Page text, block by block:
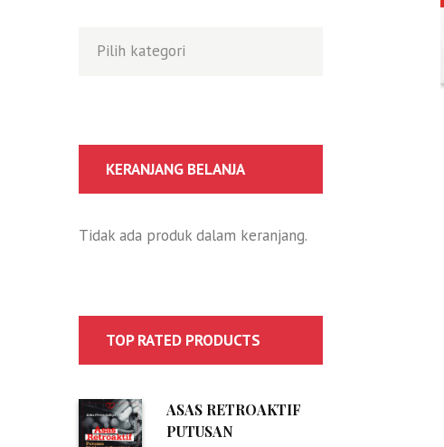
KERANJANG BELANJA
Tidak ada produk dalam keranjang.
TOP RATED PRODUCTS
ASAS RETROAKTIF
PUTUSAN